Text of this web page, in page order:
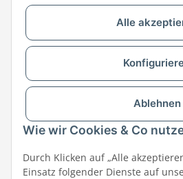
Alle
Ablehnen
Wie wir Cookies & Co
Durch Klicken auf „Alle
Einsatz folgender Dienste auf
Versandpartner &